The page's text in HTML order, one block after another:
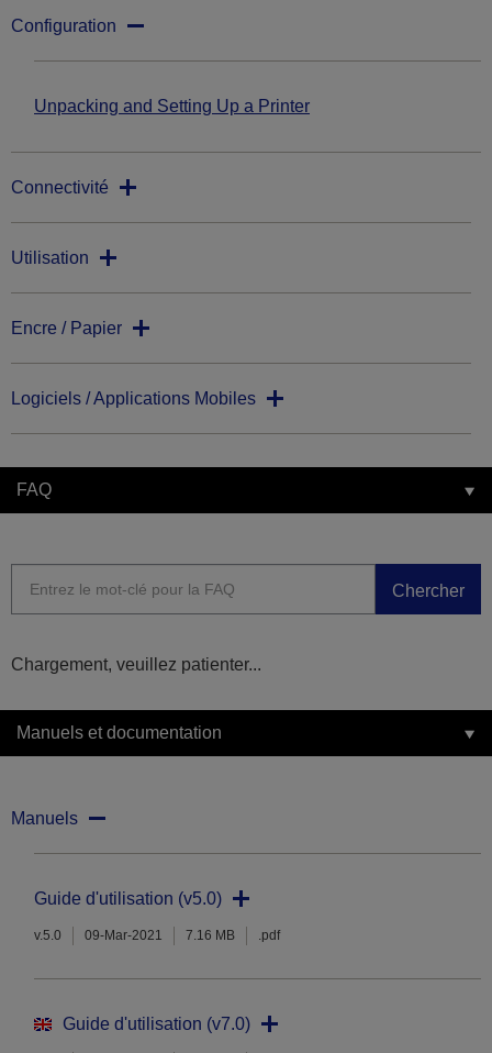
Configuration
Unpacking and Setting Up a Printer
Connectivité
Utilisation
Encre / Papier
Logiciels / Applications Mobiles
FAQ
Chercher
Chargement, veuillez patienter...
Manuels et documentation
Manuels
Guide d'utilisation (v5.0)
v.5.0 09-Mar-2021 7.16 MB .pdf
Guide d'utilisation (v7.0)